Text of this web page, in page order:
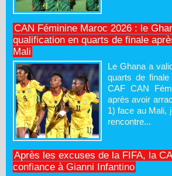
CAN Féminine Maroc 2026 : le
qualification en quarts de finale
Mali
Le Ghana a
quarts de finale
CAF CAN
après avoir
1) face au Mali,
rencontre...
Après les excuses de la FIFA, la
confiance à Gianni Infantino